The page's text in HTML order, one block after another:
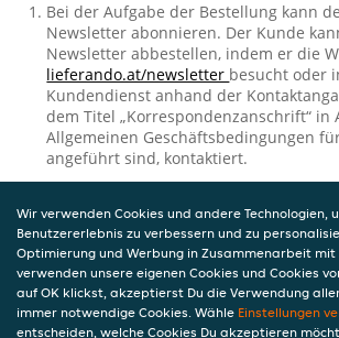
Bei der Aufgabe der Bestellung kann
Newsletter abonnieren. Der Kunde
Newsletter abbestellen, indem er die
lieferando.at/newsletter besucht oder
Kundendienst anhand der
dem Titel „Korrespondenzanschrift“ in
Allgemeinen Geschäftsbedingungen
angeführt sind, kontaktiert.
gespeicherten
Daten
Takeaway.com verarbeitet
Bezug auf den Kunden. Die
Wir verwenden Cookies und andere Technologien,
Benutzererlebnis zu verbessern und zu
Optimierung und Werbung in Zusammenarbeit mit
verwenden unsere eigenen Cookies und Cookies
auf OK klickst, akzeptierst Du die Verwendung
immer notwendige Cookies. Wähle Einstellungen
entscheiden, welche Cookies Du akzeptieren